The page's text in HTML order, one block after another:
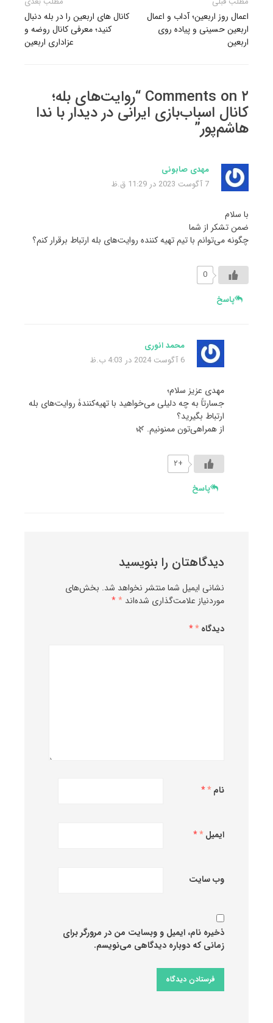
نوشته
اعمال روز اربعین؛ آداب و اعمال
اربعین حسینی و پیاده روی
اربعین
کانال های اربعین را در بله دنبال
کنید؛ معرفی کانال روضه و
عزاداری اربعین
۲ Comments on “روایت‌های بله؛
کانال اسباب‌بازی ایرانی در دیدار با ندا
هاشم‌پور”
مهدی صابونی
7 آگوست 2023 در 11:29 ق.ظ
با سلام
ضمن تشکر از شما
چگونه می‌توانم با تیم تهیه کننده روایت‌های بله ارتباط برقرار کنم؟
0
پاسخ
محمد انوری
6 آگوست 2024 در 4:03 ب.ظ
مهدی عزیز سلام؛
جسارتاً به چه دلیلی می‌خواهید با تهیه‌کنندۀ روایت‌های بله
ارتباط بگیرید؟
از همراهی‌تون ممنونیم. 🌿
+۲
پاسخ
دیدگاهتان را بنویسید
نشانی ایمیل شما منتشر نخواهد شد. بخش‌های
موردنیاز علامت‌گذاری شده‌اند *
دیدگاه*
نام*
ایمیل*
وب‌ سایت
ذخیره نام، ایمیل و وبسایت من در مرورگر برای
زمانی که دوباره دیدگاهی می‌نویسم.